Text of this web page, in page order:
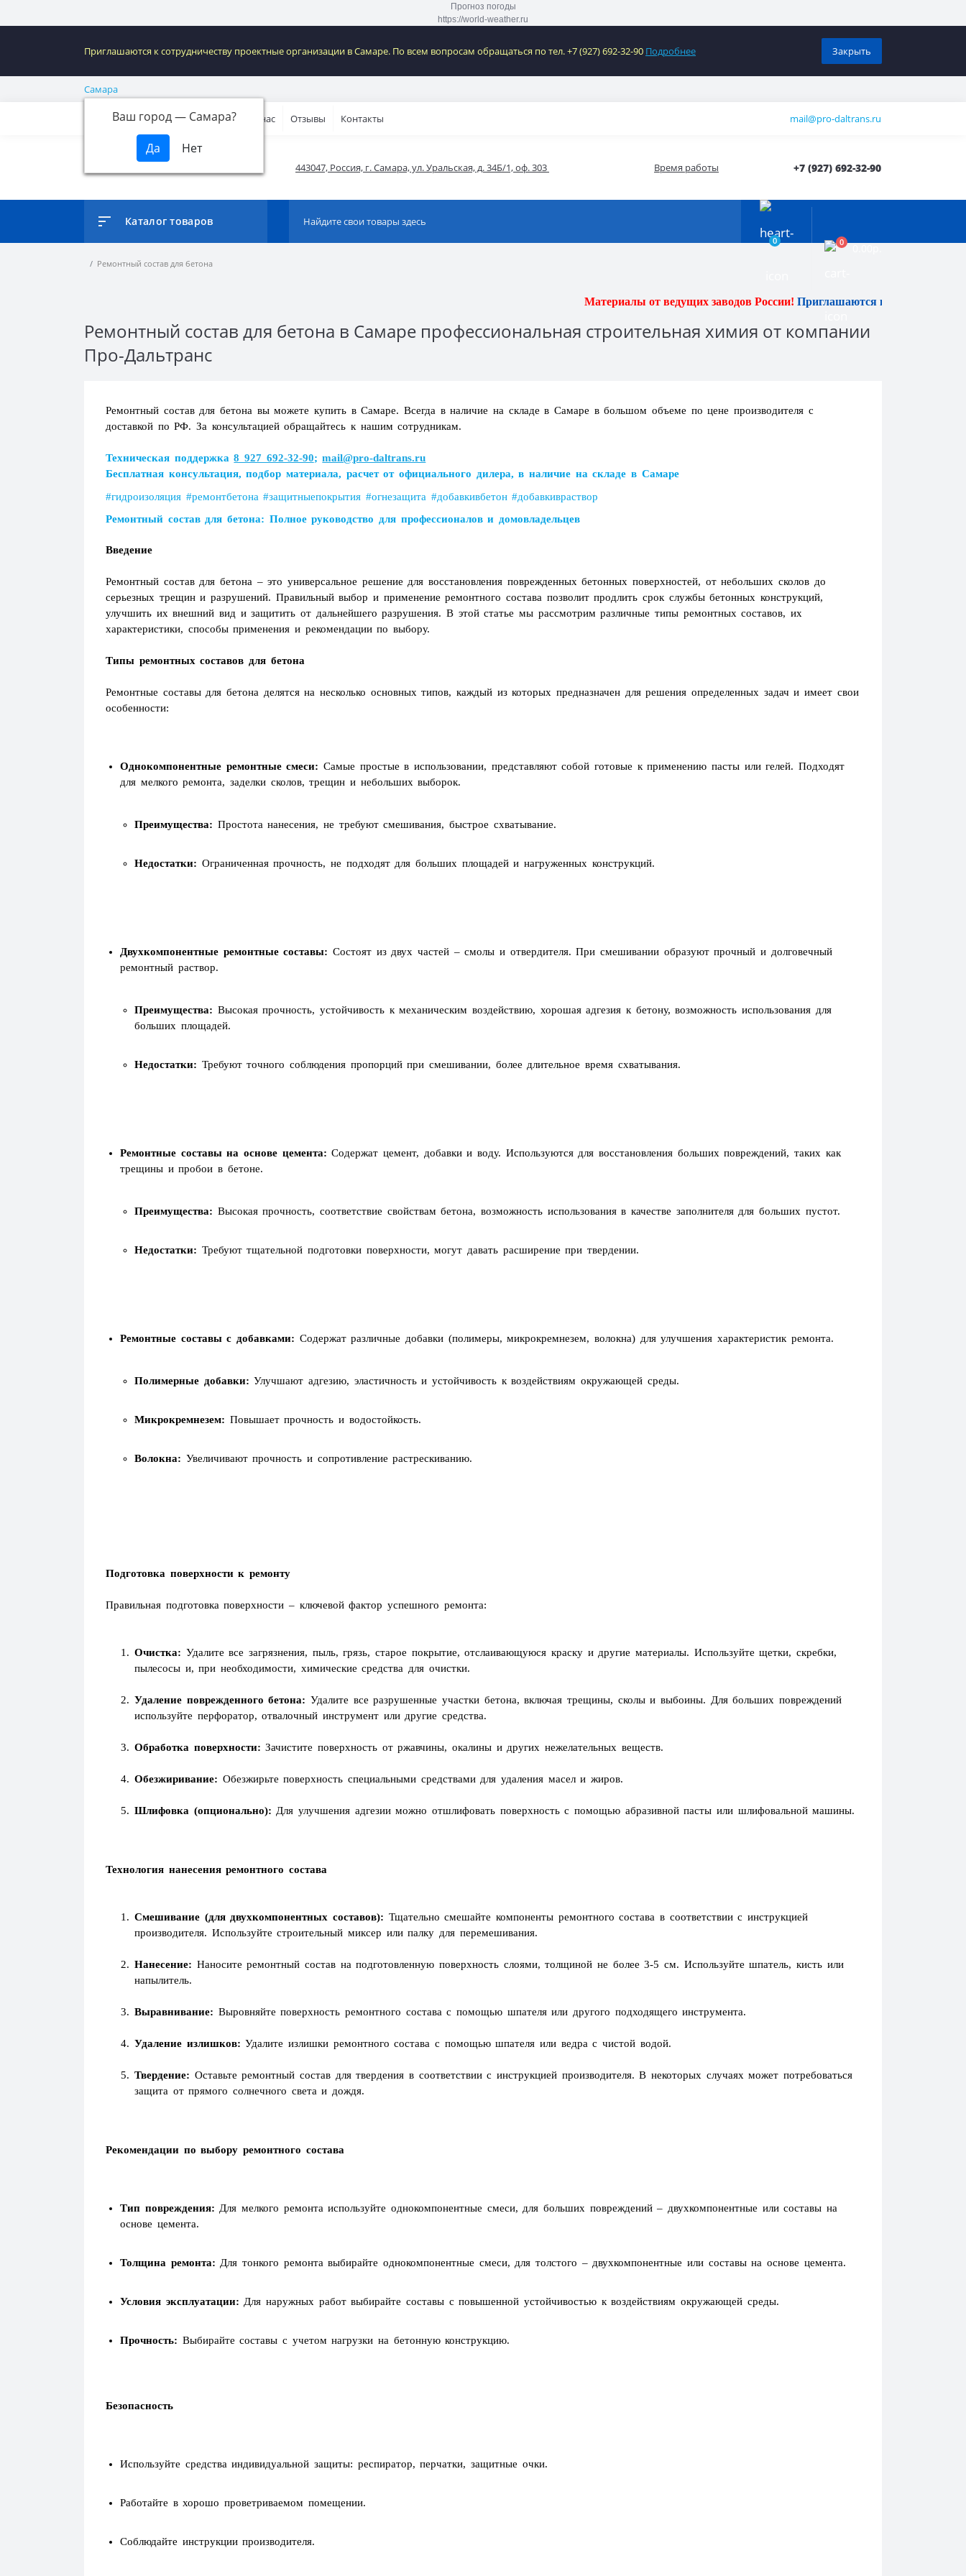
Прогноз погоды
https://world-weather.ru
Приглашаются к сотрудничеству проектные организации в Самаре. По всем вопросам обращаться по тел. +7 (927) 692-32-90 Подробнее Закрыть
Самара
Ваш город — Самара?
Специализированные материалы О нас Отзывы Контакты mail@pro-daltrans.ru
443047, Россия, г. Самара, ул. Уральская, д. 34Б/1, оф. 303 Время работы +7 (927) 692-32-90
Каталог товаров
0 0
Ремонтный состав для бетона
Материалы от ведущих заводов России! Приглашаются к сотрудничеству в рамках
Ремонтный состав для бетона в Самаре профессиональная строительная химия от компании
Про-Дальтранс
Ремонтный состав для бетона вы можете купить в Самаре. Всегда в наличие на складе в Самаре в большом объеме по цене производителя с
доставкой по РФ. За консультацией обращайтесь к нашим сотрудникам.
Загрузка...
Техническая поддержка8 927 692-32-90;mail@pro-daltrans.ru
Загрузка...
Бесплатная консультация, подбор материала, расчет от официального дилера, в наличие на складе в Самаре
#гидроизоляция #ремонтбетона #защитныепокрытия #огнезащита #добавкивбетон #добавкивраствор
Ремонтный состав для бетона: Полное руководство для профессионалов и домовладельцев
Введение
Ремонтный состав для бетона – это универсальное решение для восстановления поврежденных бетонных поверхностей, от небольших сколов до
серьезных трещин и разрушений. Правильный выбор и применение ремонтного состава позволит продлить срок службы бетонных конструкций,
улучшить их внешний вид и защитить от дальнейшего разрушения. В этой статье мы рассмотрим различные типы ремонтных составов, их
характеристики, способы применения и рекомендации по выбору.
Типы ремонтных составов для бетона
Ремонтные составы для бетона делятся на несколько основных типов, каждый из которых предназначен для решения определенных задач и имеет свои
особенности:
Однокомпонентные ремонтные смеси: Самые простые в использовании, представляют собой готовые к применению пасты или гелей. Подходят
для мелкого ремонта, заделки сколов, трещин и небольших выборок.
Преимущества: Простота нанесения, не требуют смешивания, быстрое схватывание.
Недостатки: Ограниченная прочность, не подходят для больших площадей и нагруженных конструкций.
Двухкомпонентные ремонтные составы: Состоят из двух частей – смолы и отвердителя. При смешивании образуют прочный и долговечный
ремонтный раствор.
Преимущества: Высокая прочность, устойчивость к механическим воздействию, хорошая адгезия к бетону, возможность использования для
больших площадей.
Недостатки: Требуют точного соблюдения пропорций при смешивании, более длительное время схватывания.
Ремонтные составы на основе цемента: Содержат цемент, добавки и воду. Используются для восстановления больших повреждений, таких как
трещины и пробои в бетоне.
Преимущества: Высокая прочность, соответствие свойствам бетона, возможность использования в качестве заполнителя для больших пустот.
Недостатки: Требуют тщательной подготовки поверхности, могут давать расширение при твердении.
Ремонтные составы с добавками: Содержат различные добавки (полимеры, микрокремнезем, волокна) для улучшения характеристик ремонта.
Полимерные добавки: Улучшают адгезию, эластичность и устойчивость к воздействиям окружающей среды.
Микрокремнезем: Повышает прочность и водостойкость.
Волокна: Увеличивают прочность и сопротивление растрескиванию.
Подготовка поверхности к ремонту
Правильная подготовка поверхности – ключевой фактор успешного ремонта:
Очистка: Удалите все загрязнения, пыль, грязь, старое покрытие, отслаивающуюся краску и другие материалы. Используйте щетки, скребки,
пылесосы и, при необходимости, химические средства для очистки.
Удаление поврежденного бетона: Удалите все разрушенные участки бетона, включая трещины, сколы и выбоины. Для больших повреждений
используйте перфоратор, отвалочный инструмент или другие средства.
Обработка поверхности: Зачистите поверхность от ржавчины, окалины и других нежелательных веществ.
Обезжиривание: Обезжирьте поверхность специальными средствами для удаления масел и жиров.
Шлифовка (опционально): Для улучшения адгезии можно отшлифовать поверхность с помощью абразивной пасты или шлифовальной машины.
Технология нанесения ремонтного состава
Смешивание (для двухкомпонентных составов): Тщательно смешайте компоненты ремонтного состава в соответствии с инструкцией
производителя. Используйте строительный миксер или палку для перемешивания.
Нанесение: Наносите ремонтный состав на подготовленную поверхность слоями, толщиной не более 3-5 см. Используйте шпатель, кисть или
напылитель.
Выравнивание: Выровняйте поверхность ремонтного состава с помощью шпателя или другого подходящего инструмента.
Удаление излишков: Удалите излишки ремонтного состава с помощью шпателя или ведра с чистой водой.
Твердение: Оставьте ремонтный состав для твердения в соответствии с инструкцией производителя. В некоторых случаях может потребоваться
защита от прямого солнечного света и дождя.
Рекомендации по выбору ремонтного состава
Тип повреждения: Для мелкого ремонта используйте однокомпонентные смеси, для больших повреждений – двухкомпонентные или составы на
основе цемента.
Толщина ремонта: Для тонкого ремонта выбирайте однокомпонентные смеси, для толстого – двухкомпонентные или составы на основе цемента.
Условия эксплуатации: Для наружных работ выбирайте составы с повышенной устойчивостью к воздействиям окружающей среды.
Прочность: Выбирайте составы с учетом нагрузки на бетонную конструкцию.
Безопасность
Используйте средства индивидуальной защиты: респиратор, перчатки, защитные очки.
Работайте в хорошо проветриваемом помещении.
Соблюдайте инструкции производителя.